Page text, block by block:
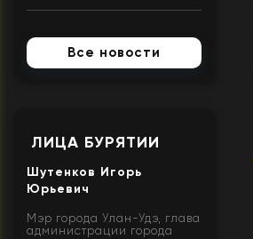
Все новости
ЛИЦА БУРЯТИИ
Шутенков Игорь
Юрьевич
Мэр города Улан-Удэ, глава
администрации города